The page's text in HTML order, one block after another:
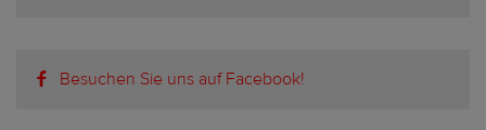
Besuchen Sie uns auf Facebook!